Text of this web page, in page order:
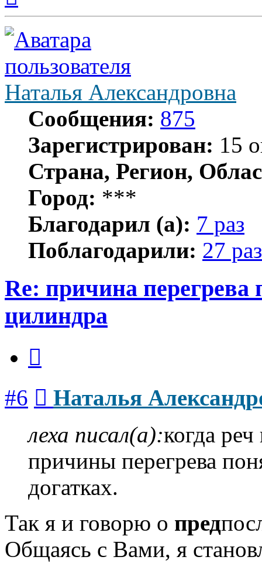
началу
Наталья Александровна
Сообщения: 875
Зарегистрирован: 15
Страна, Регион,
Город: ***
Благодарил (а): 7 раз
Поблагодарили: 27 раз
Re: причина перегрева
цилиндра
#6
Наталья
леха писал(а):когда
причины перегрева
догатках.
Так я и говорю о пред
Общаясь с Вами, я